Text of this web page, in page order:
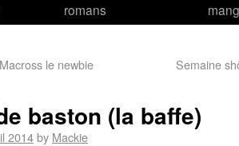
romans
le newbie Semaine
baston (la baffe)
2014by Mackie